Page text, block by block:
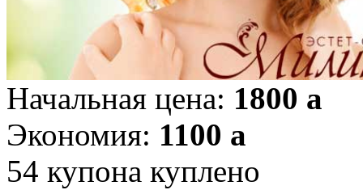
Начальная цена: 1800 a
Экономия: 1100 a
54 купона куплено